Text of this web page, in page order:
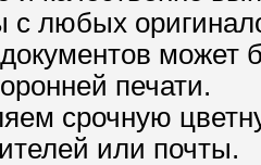
с любых
может
печати.
срочную
или почты.